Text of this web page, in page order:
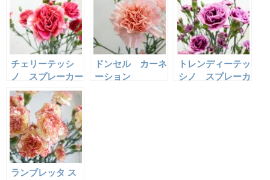
チェリーテッシ
ノ スプレーカー
ネーション
ドンセル カーネ
ーション
トレンディーテッ
シノ スプレーカ
ランブレッタ ス